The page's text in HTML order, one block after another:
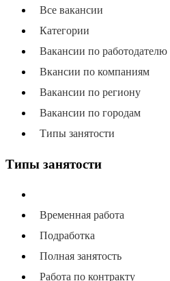
Все вакансии
Категории
Вакансии по работодателю
Вкансии по компаниям
Вакансии по региону
Вакансии по городам
Типы занятости
Типы занятости
Временная работа
Подработка
Полная занятость
Работа по контракту